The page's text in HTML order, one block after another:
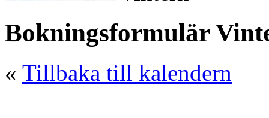
Bokningsformulär
« Tillbaka till kalendern